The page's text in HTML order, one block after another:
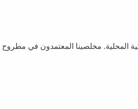
المحلية. مخلصينا المعتمدون في مطروح